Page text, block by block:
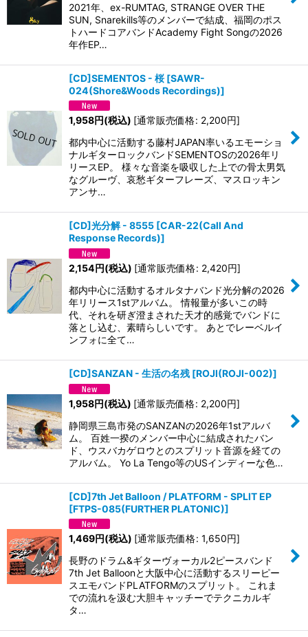
2021年、ex-RUMTAG, STRANGE OVER THE
SUN, Snarekills等のメンバーで結成、福岡のポス
トハードコアバンドAcademy Fight Songの2026
年作EP…
[CD]SEMENTOS - 桜 [SAWR-
024(Shore&Woods Recordings)]
1,958円(税込) [通常販売価格: 2,200円]
都内中心に活動する藤村JAPAN率いるエモーショ
ナルギターロックバンドSEMENTOSの2026年リ
リースEP。 様々な音楽を吸収した上での骨太男気
なグルーヴ、哀愁ギターフレーズ、マスロッキン
アンサ…
[CD]光分解 - 8555 [CAR-22(Call And
Response Records)]
2,154円(税込) [通常販売価格: 2,420円]
都内中心に活動するオルタナバンド光分解の2026
年リリース1stアルバム。 情報量が多いこの時
代、それを研ぎ澄まされた天才的感覚でバンドに
落とし込む、素晴らしいです。 あとでレーベルイ
ンフォに全て…
[CD]SANZAN - 生活の名残 [ROJI(ROJI-002)]
1,958円(税込) [通常販売価格: 2,200円]
静岡県三島市発のSANZANの2026年1stアルバ
ム。 百姓一揆のメンバー中心に結成されたバン
ド、ウスバカゲロウとのスプリット音源を経ての
アルバム。 Yo La Tengo等のUSインディーな色…
[CD]7th Jet Balloon / PLATFORM - SPLIT EP
[FTPS-085(FURTHER PLATONIC)]
1,469円(税込) [通常販売価格: 1,650円]
長野のドラム&ギターヴォーカル2ピースバンド
7th Jet Balloonと大阪中心に活動するスリーピー
スエモバンドPLATFORMのスプリット。 これま
での流れを汲む大胆キャッチーでテクニカルギ
タ…